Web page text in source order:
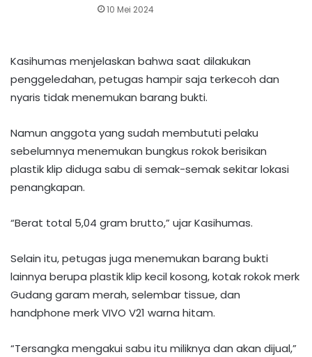
10 Mei 2024
Kasihumas menjelaskan bahwa saat dilakukan
penggeledahan, petugas hampir saja terkecoh dan
nyaris tidak menemukan barang bukti.
Namun anggota yang sudah membututi pelaku
sebelumnya menemukan bungkus rokok berisikan
plastik klip diduga sabu di semak-semak sekitar lokasi
penangkapan.
“Berat total 5,04 gram brutto,” ujar Kasihumas.
Selain itu, petugas juga menemukan barang bukti
lainnya berupa plastik klip kecil kosong, kotak rokok merk
Gudang garam merah, selembar tissue, dan
handphone merk VIVO V21 warna hitam.
“Tersangka mengakui sabu itu miliknya dan akan dijual,”